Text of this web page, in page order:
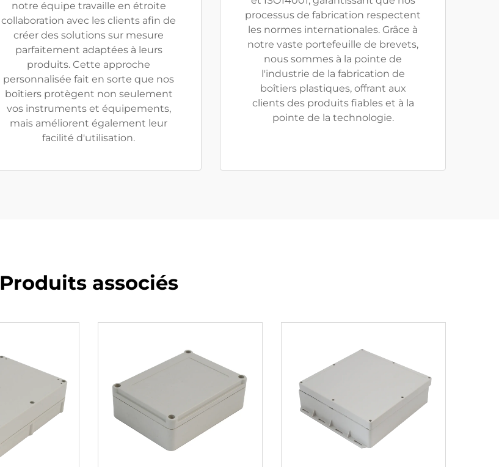
notre équipe travaille en étroite
collaboration avec les clients afin de
créer des solutions sur mesure
parfaitement adaptées à leurs
produits. Cette approche
personnalisée fait en sorte que nos
boîtiers protègent non seulement
vos instruments et équipements,
mais améliorent également leur
facilité d'utilisation.
processus de fabrication respectent
les normes internationales. Grâce à
notre vaste portefeuille de brevets,
nous sommes à la pointe de
l'industrie de la fabrication de
boîtiers plastiques, offrant aux
clients des produits fiables et à la
pointe de la technologie.
Produits associés